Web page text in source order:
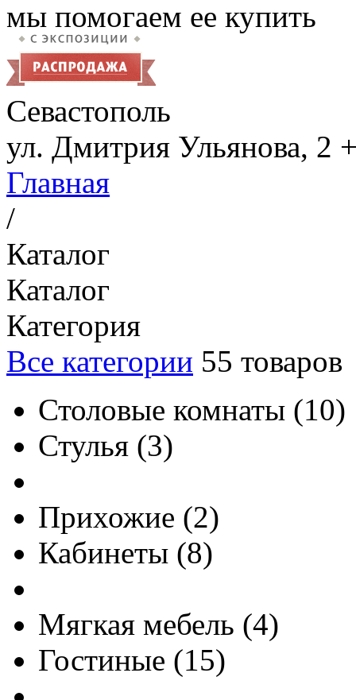
мы помогаем ее купить
Севастополь
ул. Дмитрия Ульянова, 2
Главная
/
Каталог
Каталог
Категория
Все категории 55 товаров
Столовые комнаты (10)
Стулья (3)
Прихожие (2)
Кабинеты (8)
Мягкая мебель (4)
Гостиные (15)